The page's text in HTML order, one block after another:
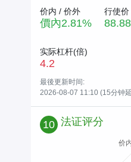
价内 / 价外
價內2.81%
行使价
88.88
实际杠杆(倍)
4.2
最後更新时间:
2026-08-07 11:10 (15分钟
10 法证评分
价